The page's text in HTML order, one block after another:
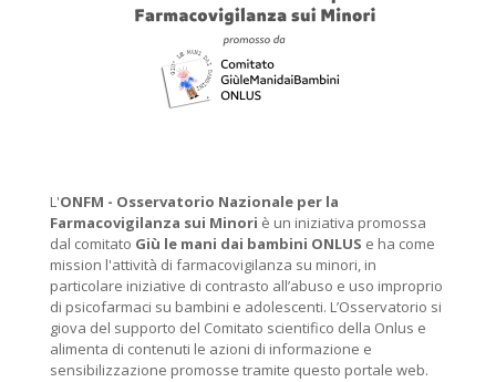
L'ONFM - Osservatorio Nazionale per la
Farmacovigilanza sui Minori è un iniziativa promossa
dal comitato Giù le mani dai bambini ONLUS e ha come
mission l'attività di farmacovigilanza su minori, in
particolare iniziative di contrasto all’abuso e uso improprio
di psicofarmaci su bambini e adolescenti. L’Osservatorio si
giova del supporto del Comitato scientifico della Onlus e
alimenta di contenuti le azioni di informazione e
sensibilizzazione promosse tramite questo portale web.